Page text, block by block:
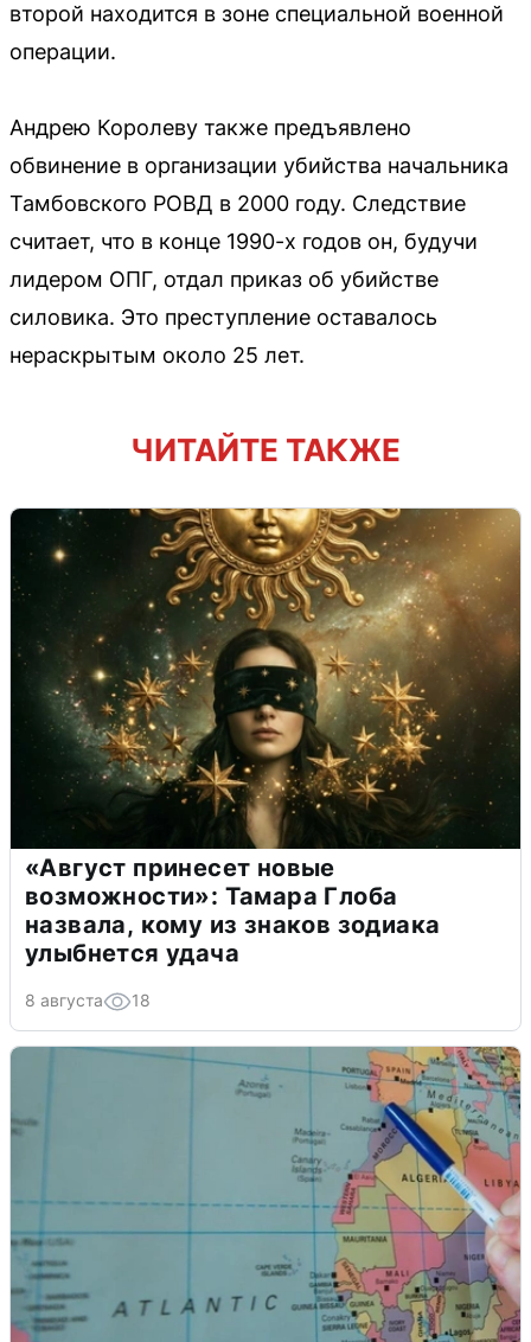
второй находится в зоне специальной военной
операции.
Андрею Королеву также предъявлено
обвинение в организации убийства начальника
Тамбовского РОВД в 2000 году. Следствие
считает, что в конце 1990-х годов он, будучи
лидером ОПГ, отдал приказ об убийстве
силовика. Это преступление оставалось
нераскрытым около 25 лет.
ЧИТАЙТЕ ТАКЖЕ
«Август принесет новые
возможности»: Тамара Глоба
назвала, кому из знаков зодиака
улыбнется удача
8 августа 18